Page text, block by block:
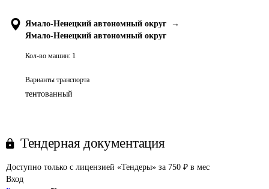
Ямало-Ненецкий автономный округ
→
Ямало-Ненецкий автономный округ
Кол-во машин: 1
Варианты транспорта
тентованный
Тендерная документация
Доступно только с лицензией «Тендеры» за 750 ₽ в мес
Вход